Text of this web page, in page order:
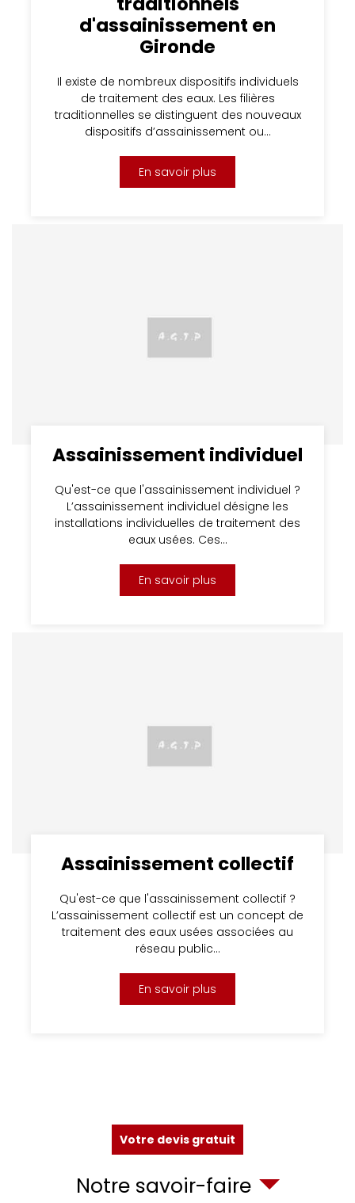
d'assainissement en
Gironde
Il existe de nombreux dispositifs individuels
de traitement des eaux. Les filières
traditionnelles se distinguent des nouveaux
dispositifs d’assainissement ou…
En savoir plus
Assainissement individuel
Qu'est-ce que l'assainissement individuel ?
L’assainissement individuel désigne les
installations individuelles de traitement des
eaux usées. Ces…
En savoir plus
Assainissement collectif
Qu'est-ce que l'assainissement collectif ?
L’assainissement collectif est un concept de
traitement des eaux usées associées au
réseau public…
En savoir plus
Votre devis gratuit
Notre savoir-faire